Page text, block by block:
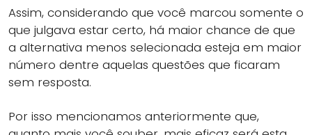
Assim, considerando que você marcou somente o
que julgava estar certo, há maior chance de que
a alternativa menos selecionada esteja em maior
número dentre aquelas questões que ficaram
sem resposta.
Por isso mencionamos anteriormente que,